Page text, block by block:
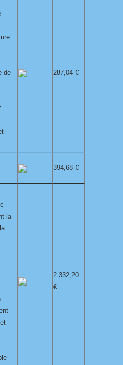
de
287,04 €
394,68 €
la
2.332,20
€